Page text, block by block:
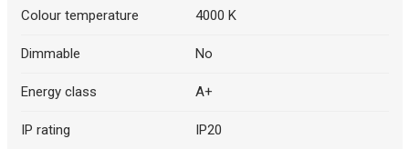
Colour temperature 4000 K
Dimmable No
Energy class A+
IP rating IP20